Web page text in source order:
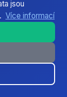
na naše
jsou
Více informací